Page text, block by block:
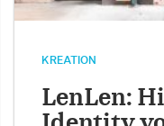
KREATION
LenLen: